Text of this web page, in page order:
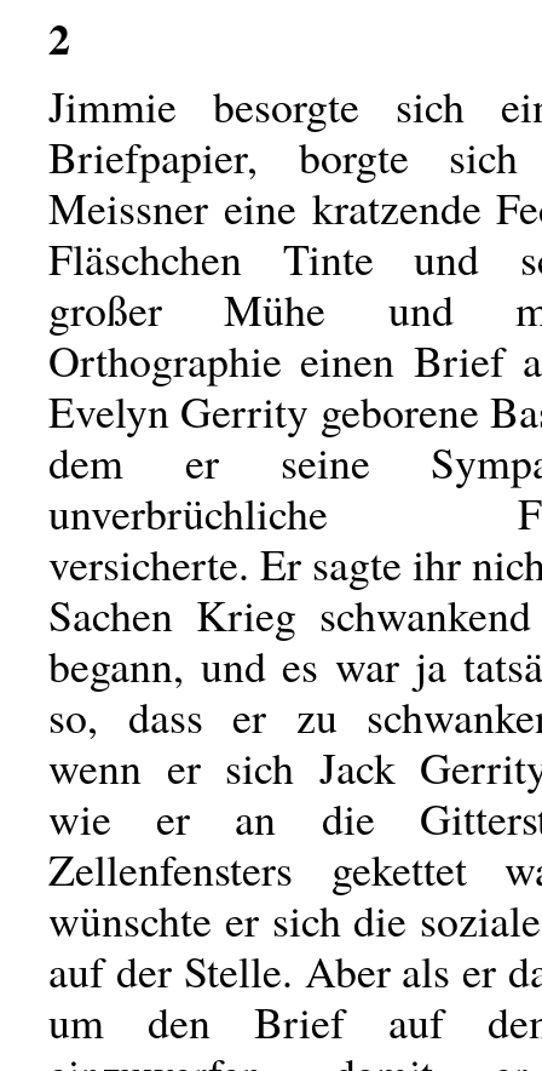
2
Jimmie besorgte sich
Briefpapier, borgte
Meissner eine kratzende
Fläschchen Tinte und
großer Mühe und
Orthographie einen Brief
Evelyn Gerrity geborene
dem er seine
unverbrüchliche
versicherte. Er sagte ihr
Sachen Krieg
begann, und es war ja
so, dass er zu
wenn er sich Jack
wie er an die
Zellenfensters gekettet
wünschte er sich die
auf der Stelle. Aber als er
um den Brief auf